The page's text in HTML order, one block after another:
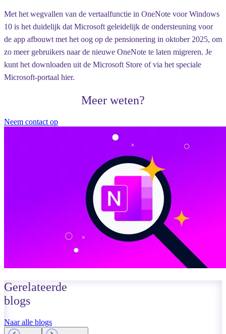
Met het wegvallen van de vertaalfunctie in OneNote voor Windows
10 is het duidelijk dat Microsoft geleidelijk de ondersteuning voor
de app afbouwt met het oog op de pensionering in oktober 2025, om
zo meer gebruikers naar de nieuwe OneNote te laten migreren. Je
kunt het downloaden uit de Microsoft Store of via het speciale
Microsoft-portaal hier.
Meer weten?
Neem contact op
Gerelateerde
blogs
Naar alle blogs